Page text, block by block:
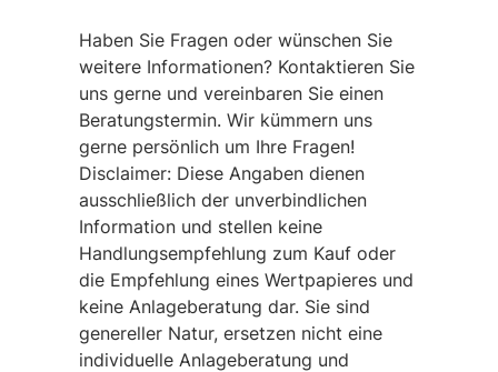
Haben Sie Fragen oder wünschen Sie
weitere Informationen? Kontaktieren Sie
uns gerne und vereinbaren Sie einen
Beratungstermin. Wir kümmern uns
gerne persönlich um Ihre Fragen!
Disclaimer: Diese Angaben dienen
ausschließlich der unverbindlichen
Information und stellen keine
Handlungsempfehlung zum Kauf oder
die Empfehlung eines Wertpapieres und
keine Anlageberatung dar. Sie sind
genereller Natur, ersetzen nicht eine
individuelle Anlageberatung und